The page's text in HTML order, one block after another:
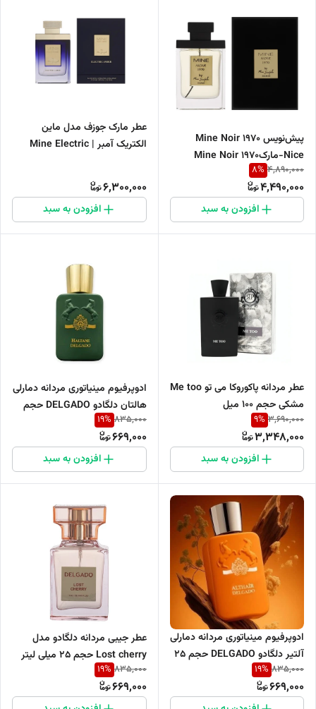
پیش‌نویس Mine Noir 1970
Nice-مارکMine Noir 1970
Nice-مارک جوزف ماین نویر
4,890,000
8%
4,490,000
افزودن به سبد
عطر مارک جوزف مدل ماین
الکتریک آمبر | Mine Electric
6,300,000
افزودن به سبد
عطر مردانه پاکوروکا می تو Me too
مشکی حجم 100 میل
3,690,000
9%
3,348,000
افزودن به سبد
ادوپرفیوم مینیاتوری مردانه دمارلی
هالتان دلگادو DELGADO حجم
25 میل
835,000
19%
669,000
افزودن به سبد
ادوپرفیوم مینیاتوری مردانه دمارلی
آلتیر دلگادو DELGADO حجم 25
میل
835,000
19%
669,000
عطر جیبی مردانه دلگادو مدل
Lost cherry حجم 25 میلی لیتر
835,000
19%
669,000